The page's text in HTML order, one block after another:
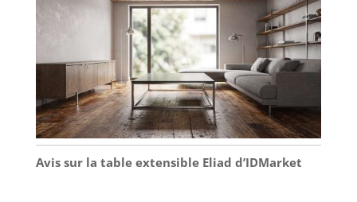
Avis sur la table extensible Eliad d’IDMarket